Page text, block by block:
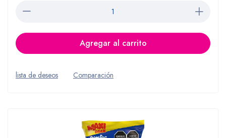
Agregar al carrito
lista de deseos Comparación